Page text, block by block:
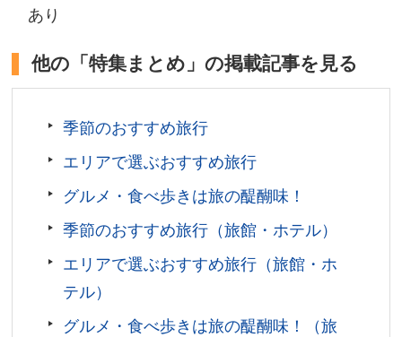
あり
他の「特集まとめ」の掲載記事を見る
季節のおすすめ旅行
エリアで選ぶおすすめ旅行
グルメ・食べ歩きは旅の醍醐味！
季節のおすすめ旅行（旅館・ホテル）
エリアで選ぶおすすめ旅行（旅館・ホ
テル）
グルメ・食べ歩きは旅の醍醐味！（旅